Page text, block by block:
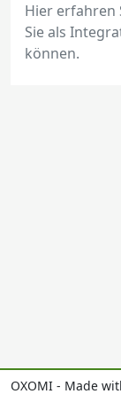
Hier erfahren
Sie als
können.
OXOMI - Made